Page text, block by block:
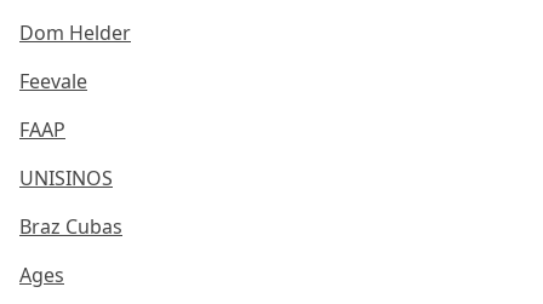
Dom Helder
Feevale
FAAP
UNISINOS
Braz Cubas
Ages